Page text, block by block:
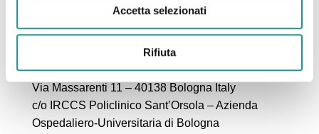
Accetta selezionati
Rifiuta
Ageop Ricerca – Odv
Via Massarenti 11 – 40138 Bologna Italy
c/o IRCCS Policlinico Sant’Orsola – Azienda
Ospedaliero-Universitaria di Bologna